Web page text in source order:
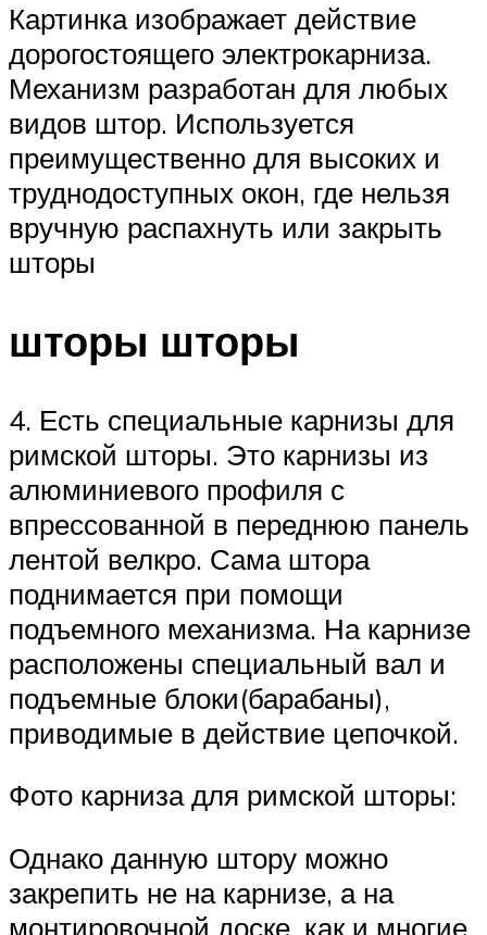
Картинка изображает действие
дорогостоящего электрокарниза.
Механизм разработан для любых
видов штор. Используется
преимущественно для высоких и
труднодоступных окон, где нельзя
вручную распахнуть или закрыть
шторы
шторы шторы
4. Есть специальные карнизы для
римской шторы. Это карнизы из
алюминиевого профиля с
впрессованной в переднюю панель
лентой велкро. Сама штора
поднимается при помощи
подъемного механизма. На карнизе
расположены специальный вал и
подъемные блоки(барабаны),
приводимые в действие цепочкой.
Фото карниза для римской шторы:
Однако данную штору можно
закрепить не на карнизе, а на
монтировочной доске, как и многие